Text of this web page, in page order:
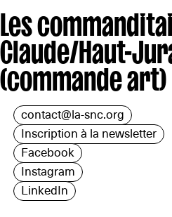
Les
Claude/Haut-
(commande art)
contact@la-snc.org
Inscription à la newsletter
Facebook
Instagram
LinkedIn